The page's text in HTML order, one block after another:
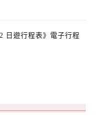
日遊行程表》電子行程